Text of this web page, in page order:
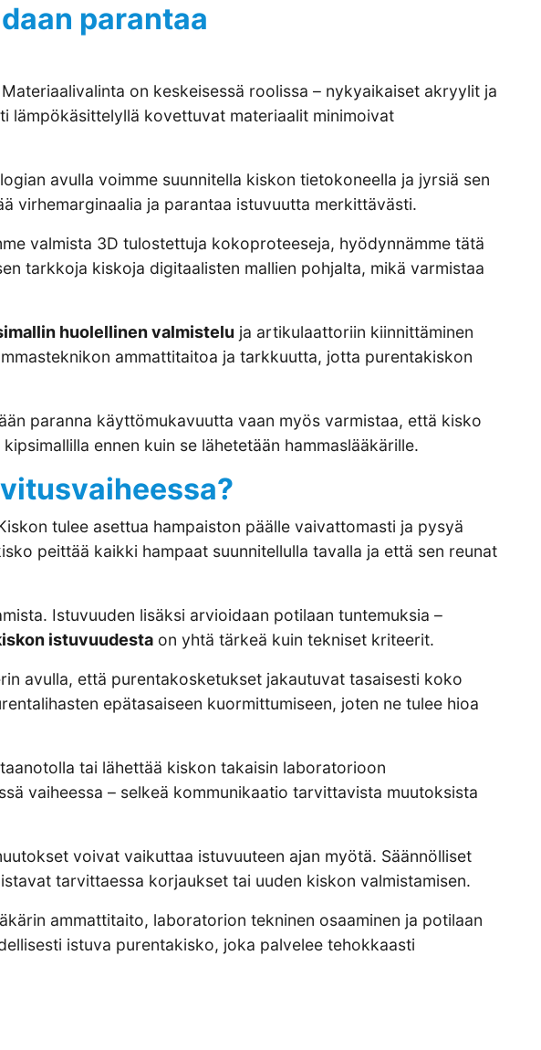
parantaa
on keskeisessä roolissa – nykyaikaiset akryylit ja
lämpökäsittelyllä kovettuvat materiaalit minimoivat
avulla voimme suunnitella kiskon tietokoneella ja jyrsiä sen
virhemarginaalia ja parantaa istuvuutta merkittävästi.
valmista 3D tulostettuja kokoproteeseja, hyödynnämme tätä
tarkkoja kiskoja digitaalisten mallien pohjalta, mikä varmistaa
huolellinen valmistelu ja artikulaattoriin kiinnittäminen
ammattitaitoa ja tarkkuutta, jotta purentakiskon
paranna käyttömukavuutta vaan myös varmistaa, että kisko
ennen kuin se lähetetään hammaslääkärille.
tulee asettua hampaiston päälle vaivattomasti ja pysyä
peittää kaikki hampaat suunnitellulla tavalla ja että sen reunat
Istuvuuden lisäksi arvioidaan potilaan tuntemuksia –
istuvuudesta on yhtä tärkeä kuin tekniset kriteerit.
avulla, että purentakosketukset jakautuvat tasaisesti koko
epätasaiseen kuormittumiseen, joten ne tulee hioa
tai lähettää kiskon takaisin laboratorioon
vaiheessa – selkeä kommunikaatio tarvittavista muutoksista
voivat vaikuttaa istuvuuteen ajan myötä. Säännölliset
tarvittaessa korjaukset tai uuden kiskon valmistamisen.
ammattitaito, laboratorion tekninen osaaminen ja potilaan
istuva purentakisko, joka palvelee tehokkaasti